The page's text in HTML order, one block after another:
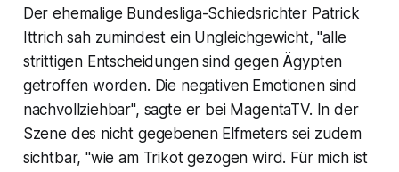
Der ehemalige Bundesliga-Schiedsrichter Patrick
Ittrich sah zumindest ein Ungleichgewicht, "alle
strittigen Entscheidungen sind gegen Ägypten
getroffen worden. Die negativen Emotionen sind
nachvollziehbar", sagte er bei MagentaTV. In der
Szene des nicht gegebenen Elfmeters sei zudem
sichtbar, "wie am Trikot gezogen wird. Für mich ist